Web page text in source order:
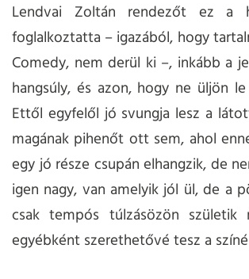
Lendvai Zoltán rendezőt ez a
foglalkoztatta – igazából, hogy
Comedy, nem derül ki –, inkább a
hangsúly, és azon, hogy ne üljön
Ettől egyfelől jó svungja lesz a
magának pihenőt ott sem, ahol
egy jó része csupán elhangzik, de
igen nagy, van amelyik jól ül, de a
csak tempós túlzásözön
egyébként szerethetővé tesz a